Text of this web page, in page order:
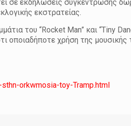
σε εκδηλώσεις συγκέντρωσης
εκστρατείας.
του “Rocket Man” και “Tiny
οποιαδήποτε χρήση της μουσικής
orkwmosia-toy-Tramp.html